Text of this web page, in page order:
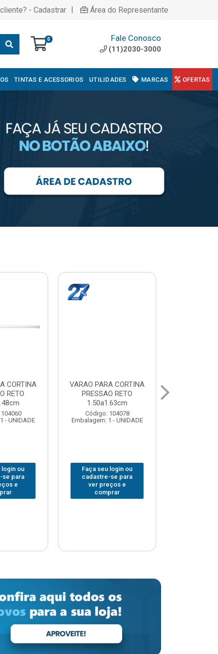
- Cadastrar | Área do Representante
0 Fale Conosco
(11)2030-3000
TINTAS E ACESSORIOS UTILIDADES MARCAS OFERTAS
CORTINA
RETO
- UNIDADE
login ou
se para
e
VARAL PARA TETO
MAXEB ACO 1.40m
Código: 104086
Embalagem: 1 - UNIDADE
Faça seu login ou
cadastre-se para
ver preços e
comprar